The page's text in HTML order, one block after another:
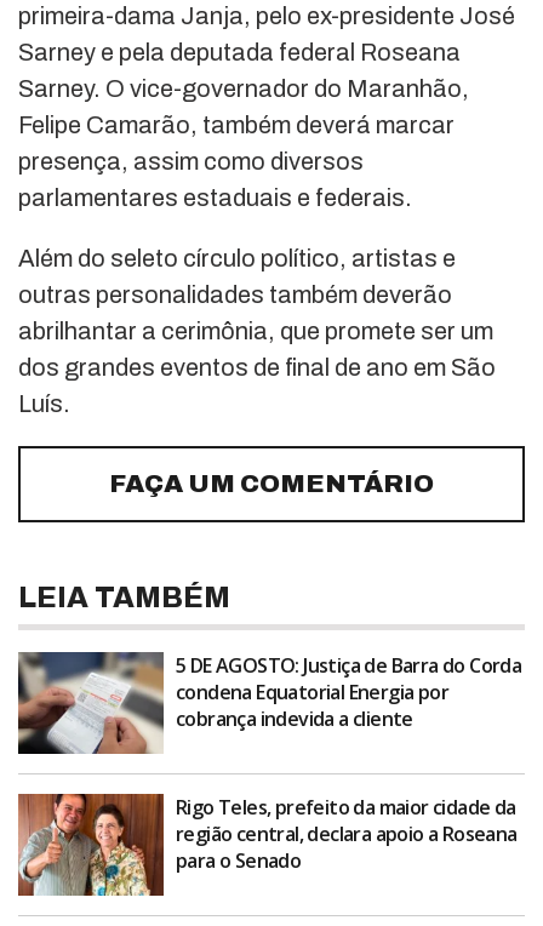
primeira-dama Janja, pelo ex-presidente José
Sarney e pela deputada federal Roseana
Sarney. O vice-governador do Maranhão,
Felipe Camarão, também deverá marcar
presença, assim como diversos
parlamentares estaduais e federais.
Além do seleto círculo político, artistas e
outras personalidades também deverão
abrilhantar a cerimônia, que promete ser um
dos grandes eventos de final de ano em São
Luís.
FAÇA UM COMENTÁRIO
LEIA TAMBÉM
5 DE AGOSTO: Justiça de Barra do Corda
condena Equatorial Energia por
cobrança indevida a cliente
Rigo Teles, prefeito da maior cidade da
região central, declara apoio a Roseana
para o Senado